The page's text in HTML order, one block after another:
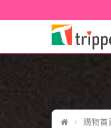
購物首